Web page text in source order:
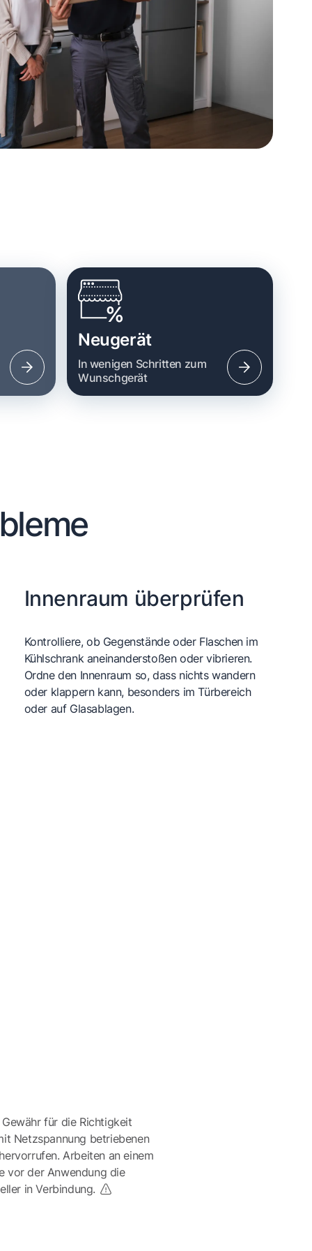
Neugerät
In wenigen Schritten zum
Wunschgerät
Innenraum überprüfen
Kontrolliere, ob Gegenstände oder Flaschen im
Kühlschrank aneinanderstoßen oder vibrieren.
Ordne den Innenraum so, dass nichts wandern
oder klappern kann, besonders im Türbereich
oder auf Glasablagen.
für die Richtigkeit
Netzspannung betriebenen
Arbeiten an einem
vor der Anwendung die
in Verbindung.